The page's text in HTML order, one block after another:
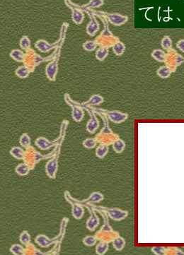
ては、